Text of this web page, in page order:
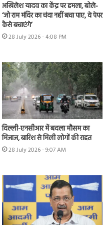
अखिलेश यादव का केंद्र पर हमला, बोले-
‘जो राम मंदिर का चंदा नहीं बचा पाए, वे पेपर
कैसे बचाएंगे’
28 July 2026 - 4:08 PM
दिल्ली-एनसीआर में बदला मौसम का
मिजाज, बारिश से मिली लोगों की राहत
28 July 2026 - 9:07 AM